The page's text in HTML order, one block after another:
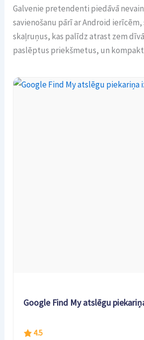
Galvenie pretendenti piedāvā
savienošanu pārī ar Android
skaļruņus, kas palīdz atrast zem
paslēptus priekšmetus, un
Google Find My atslēgu
4.5